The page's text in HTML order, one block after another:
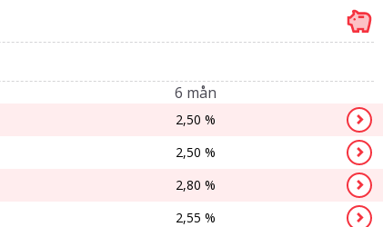
6 mån
2,50 %
2,50 %
2,80 %
2,55 %